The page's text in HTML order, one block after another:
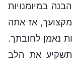
במיומנויות
אז אתה
נאמן לחובתך.
את הלב